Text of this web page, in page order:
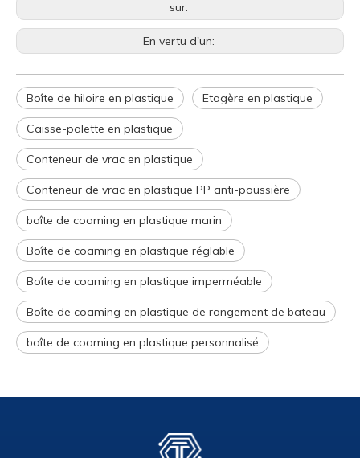
sur:
En vertu d'un:
Boîte de hiloire en plastique Etagère en plastique
Caisse-palette en plastique
Conteneur de vrac en plastique
Conteneur de vrac en plastique PP anti-poussière
boîte de coaming en plastique marin
Boîte de coaming en plastique réglable
Boîte de coaming en plastique imperméable
Boîte de coaming en plastique de rangement de bateau
boîte de coaming en plastique personnalisé